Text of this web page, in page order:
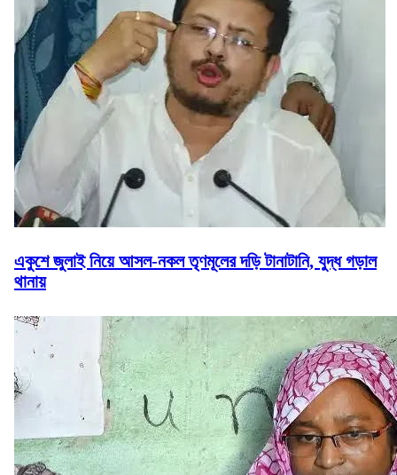
একুশে জুলাই নিয়ে আসল-নকল তৃণমূলের দড়ি টানাটানি, যুদ্ধ গড়াল
থানায়